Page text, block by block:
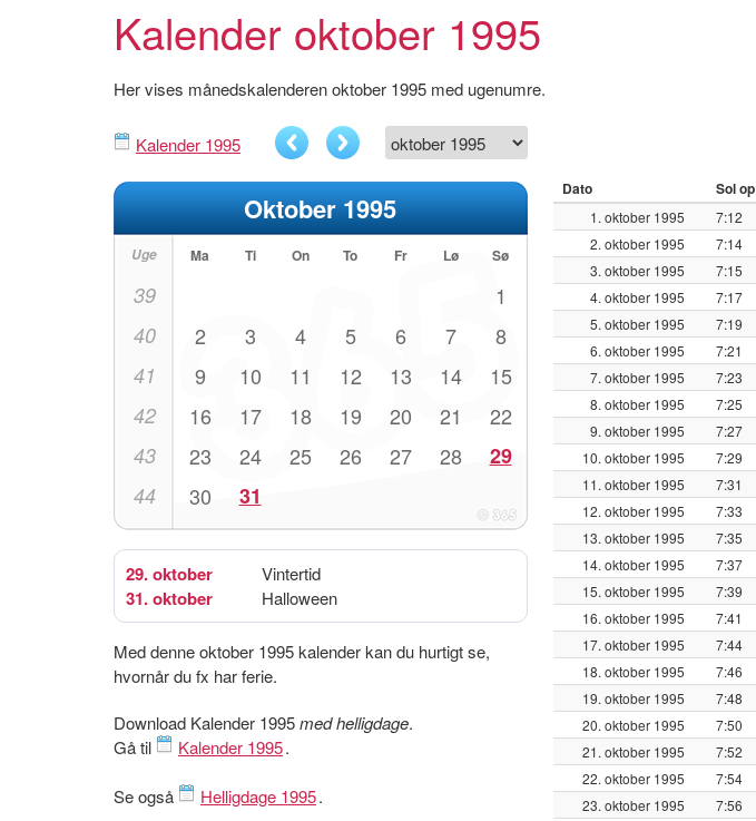
Kalender oktober 1995
Her vises månedskalenderen oktober 1995 med ugenumre.
Kalender 1995
Oktober 1995
Uge Ma Ti On To Fr Lø Sø
39 1
40 2 3 4 5 6 7 8
41 9 10 11 12 13 14 15
42 16 17 18 19 20 21 22
43 23 24 25 26 27 28 29
44 30 31
29. oktober Vintertid
31. oktober Halloween
Med denne oktober 1995 kalender kan du hurtigt se,
hvornår du fx har ferie.
Download Kalender 1995med helligdage.
Gå til
Kalender 1995.
Se også Helligdage 1995.
Dato Sol op
1. oktober 1995 7:12
2. oktober 1995
7:14
3. oktober 1995
7:15
4. oktober 1995
7:17
5. oktober 1995
7:19
6. oktober 1995
7:21
7. oktober 1995
7:23
8. oktober 1995
7:25
9. oktober 1995
7:27
10. oktober 1995
7:29
11. oktober 1995
7:31
12. oktober 1995
7:33
13. oktober 1995
7:35
14. oktober 1995
7:37
15. oktober 1995
7:39
16. oktober 1995
7:41
17. oktober 1995
7:44
18. oktober 1995
7:46
19. oktober 1995
7:48
20. oktober 1995
7:50
21. oktober 1995
7:52
22. oktober 1995
7:54
23. oktober 1995
7:56